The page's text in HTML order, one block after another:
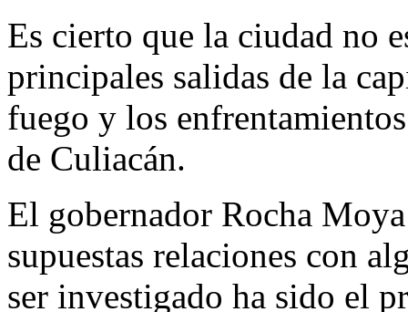
Es cierto que la ciudad no
principales salidas de la
fuego y los
de Culiacán.
El gobernador Rocha
supuestas relaciones con
ser investigado ha sido el